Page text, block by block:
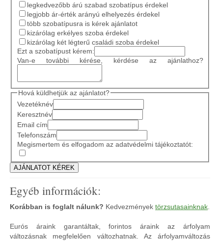
legkedvezőbb árú szabad szobatípus érdekel
legjobb ár-érték arányú elhelyezés érdekel
több szobatípusra is kérek ajánlatot
kizárólag erkélyes szoba érdekel
kizárólag két légterű családi szoba érdekel
Ezt a szobatípust kérem:
Van-e további kérése, kérdése az ajánlathoz?
Hová küldhetjük az ajánlatot?
Vezetéknév
Keresztnév
Email cím
Telefonszám
Megismertem és elfogadom az adatvédelmi tájékoztatót:
Egyéb információk:
Korábban is foglalt nálunk? Kedvezmények törzsutasainknak.
Eurós áraink garantáltak, forintos áraink az árfolyam
változásnak megfelelően változhatnak. Az árfolyamváltozás